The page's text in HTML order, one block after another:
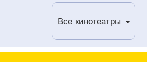
Все кинотеатры